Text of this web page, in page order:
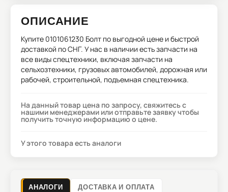
ОПИСАНИЕ
Купите 0101061230 Болт по выгодной цене и быстрой
доставкой по СНГ. У нас в наличии есть запчасти на
все виды спецтехники, включая запчасти на
сельхозтехники, грузовых автомобилей, дорожная или
рабочей, строительной, подъемная спецтехника.
На данный товар цена по запросу, свяжитесь с
нашими менеджерами или отправьте заявку чтобы
получить точную информацию о цене.
У этого товара есть аналоги
АНАЛОГИ ДОСТАВКА И ОПЛАТА